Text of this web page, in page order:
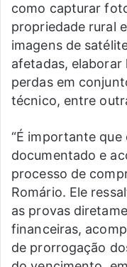
como capturar
propriedade rural
imagens de
afetadas, elaborar
perdas em
técnico, entre
“É importante
documentado e
processo de
Romário. Ele
as provas
financeiras,
de prorrogação